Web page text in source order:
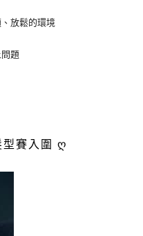
放鬆的環境
題
型賽入圍 ღ